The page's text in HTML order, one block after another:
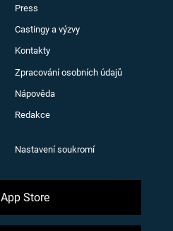
Press
Castingy a výzvy
Kontakty
Zpracování osobních údajů
Nápověda
Redakce
Nastavení soukromí
App Store